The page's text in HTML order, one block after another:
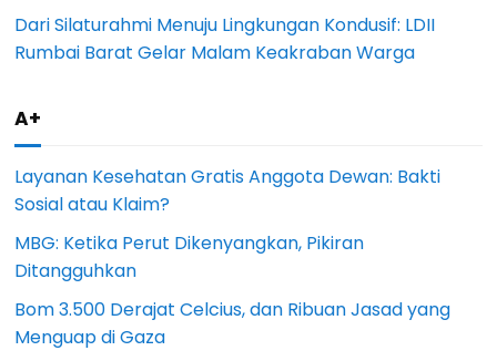
Dari Silaturahmi Menuju Lingkungan Kondusif: LDII
Rumbai Barat Gelar Malam Keakraban Warga
A+
Layanan Kesehatan Gratis Anggota Dewan: Bakti
Sosial atau Klaim?
MBG: Ketika Perut Dikenyangkan, Pikiran
Ditangguhkan
Bom 3.500 Derajat Celcius, dan Ribuan Jasad yang
Menguap di Gaza